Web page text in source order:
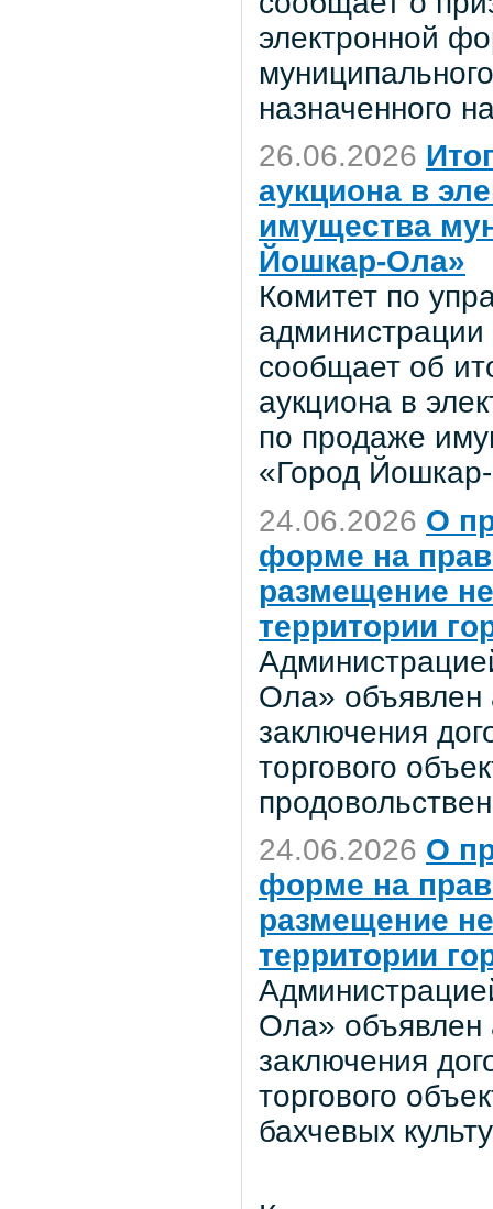
электронной
назначенного
26.06.2026
аукциона в
имущества
Йошкар-Ола»
Комитет по
администрации
сообщает об
аукциона в
по продаже
«Город
24.06.2026 О
форме на
размещение
территории
Ола» объявлен
заключения
торгового
24.06.2026 О
форме на
размещение
территории
Ола» объявлен
заключения
торгового
бахчевых